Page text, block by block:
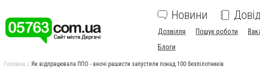
Новини
Дозвілля Пошук роботи
Блоги
Головна Як відпрацювала ППО - вночі рашисти запустили понад 100 безпілотників